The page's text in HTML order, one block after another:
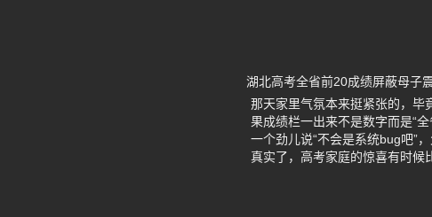
湖北高考全省前20成绩屏蔽母子
那天家里气氛本来挺紧张的，毕
果成绩栏一出来不是数字而是“
一个劲儿说“不会是系统bug吧”
真实了，高考家庭的惊喜有时候